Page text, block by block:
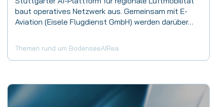
baut operatives Netzwerk aus. Gemeinsam mit E-
Aviation (Eisele Flugdienst GmbH) werden darüber…
Themen rund um BodenseeAIRea